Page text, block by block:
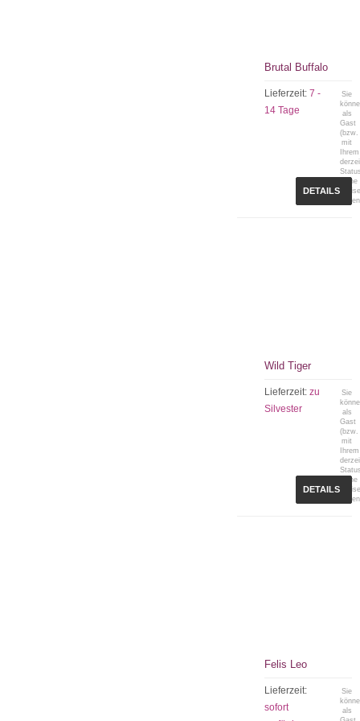
Brutal Buffalo
Lieferzeit:7 -
14 Tage
Sie
als
Gast
(bzw.
mit
Ihrem
keine
DETAILS
Wild Tiger
Lieferzeit:zu
Silvester
Sie
als
Gast
(bzw.
mit
Ihrem
keine
DETAILS
Felis Leo
Lieferzeit:
sofort
Sie
als